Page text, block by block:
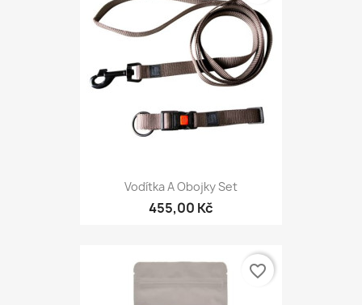
Vodítka A Obojky Set
455,00 Kč
favorite_border